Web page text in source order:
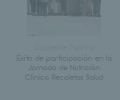
Éxito de participación en la
Jornada de Nutrición
Clínica Recoletas Salud